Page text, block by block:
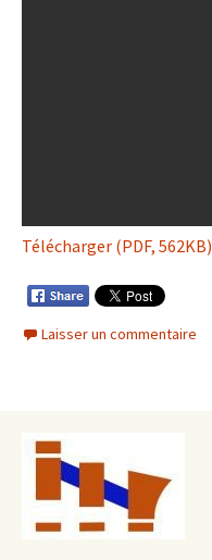
Télécharger (PDF, 562KB)
Laisser un commentaire